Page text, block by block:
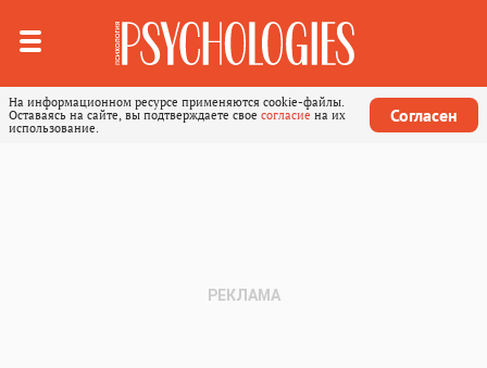
На информационном ресурсе применяются cookie-файлы.
Оставаясь на сайте, вы подтверждаете свое согласие на их
использование.
Согласен